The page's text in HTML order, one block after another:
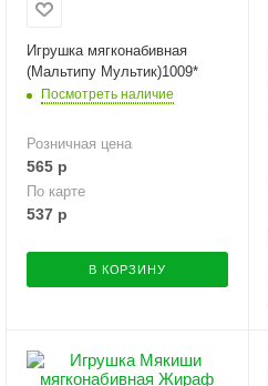
Игрушка мягконабивная
(Мальтипу Мультик)1009*
Посмотреть наличие
Розничная цена
565 р
По карте
537 р
В КОРЗИНУ